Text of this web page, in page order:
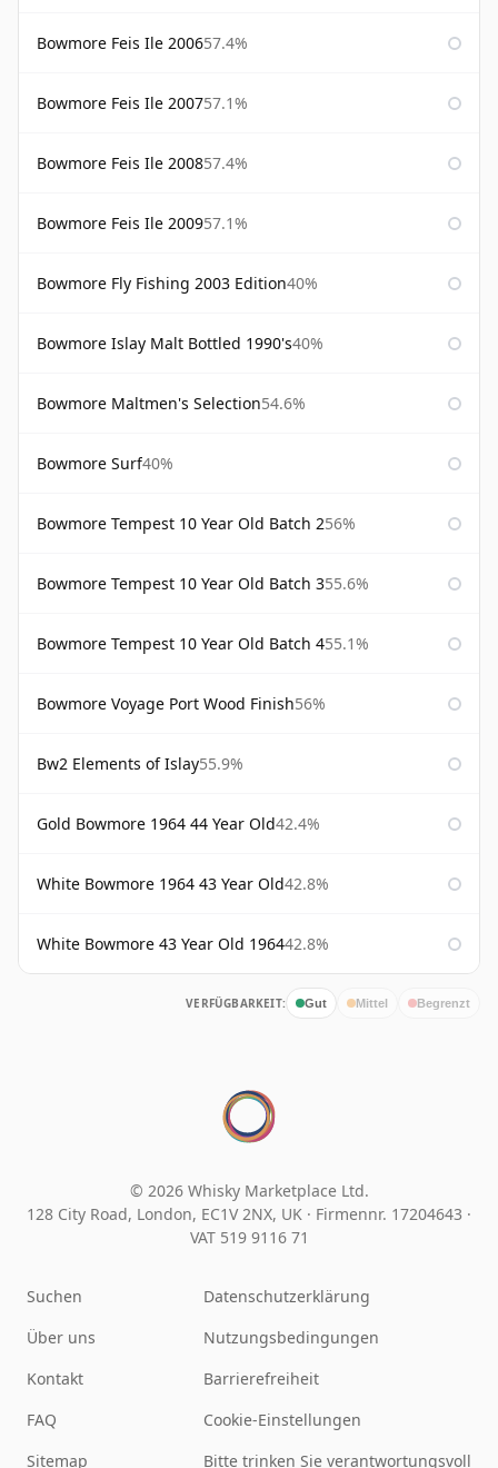
Bowmore Feis Ile 200657.4%
Bowmore Feis Ile 200757.1%
Bowmore Feis Ile 200857.4%
Bowmore Feis Ile 200957.1%
Bowmore Fly Fishing 2003 Edition40%
Bowmore Islay Malt Bottled 1990's40%
Bowmore Maltmen's Selection54.6%
Bowmore Surf40%
Bowmore Tempest 10 Year Old Batch 256%
Bowmore Tempest 10 Year Old Batch 355.6%
Bowmore Tempest 10 Year Old Batch 455.1%
Bowmore Voyage Port Wood Finish56%
Bw2 Elements of Islay55.9%
Gold Bowmore 1964 44 Year Old42.4%
White Bowmore 1964 43 Year Old42.8%
White Bowmore 43 Year Old 196442.8%
VERFÜGBARKEIT: Gut Mittel Begrenzt
© 2026 Whisky Marketplace Ltd.
128 City Road, London, EC1V 2NX, UK · Firmennr. 17204643 ·
VAT 519 9116 71
Suchen
Über uns
Kontakt
FAQ
Sitemap
Datenschutzerklärung
Nutzungsbedingungen
Barrierefreiheit
Cookie-Einstellungen
Bitte trinken Sie verantwortungsvoll